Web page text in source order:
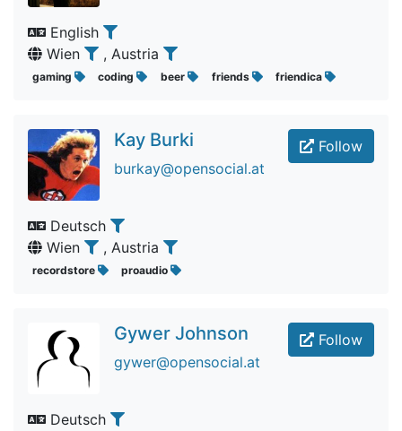
English
Wien
, Austria
gaming coding beer friends friendica
Follow
Kay Burki
burkay@opensocial.at
Deutsch
Wien
, Austria
recordstore proaudio
Follow
Gywer Johnson
gywer@opensocial.at
Deutsch